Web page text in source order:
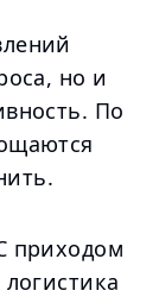
но и
По
приходом